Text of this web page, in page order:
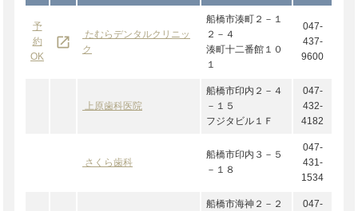
予
約
OK
launch
たむらデンタルクリニッ
ク
船橋市湊町２－１
２－４
湊町十二番館１０
１
047-
437-
9600
上原歯科医院
船橋市印内２－４
－１５
フジタビル１Ｆ
047-
432-
4182
さくら歯科
船橋市印内３－５
－１８
047-
431-
1534
船橋市海神２－２
047-